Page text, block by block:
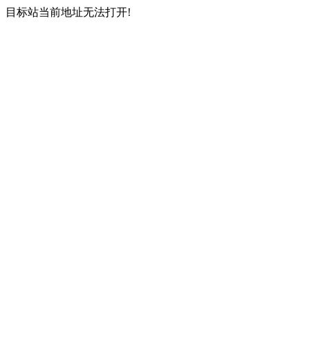
目标站当前地址无法打开!